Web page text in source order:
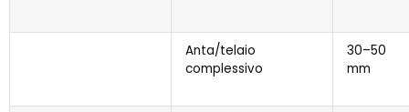
Anta/telaio
complessivo
30–50
mm